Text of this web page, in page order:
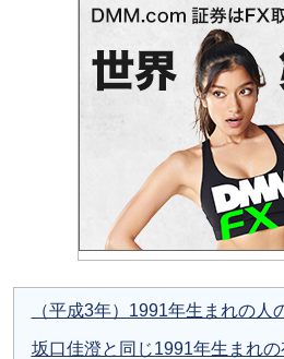
（平成3年）1991年生まれの人
坂口佳澄と同じ1991年生まれの